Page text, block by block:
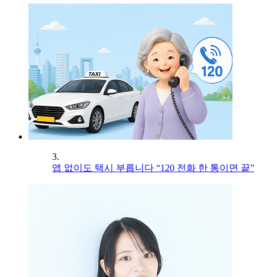
3.
앱 없이도 택시 부릅니다 “120 전화 한 통이면 끝”